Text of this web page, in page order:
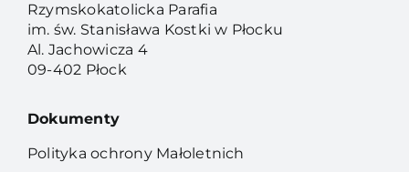
Rzymskokatolicka Parafia
im. św. Stanisława Kostki w Płocku
Al. Jachowicza 4
09-402 Płock
Dokumenty
Polityka ochrony Małoletnich